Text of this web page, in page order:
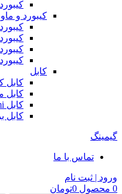
کیبورد و
کابل
کابل
کابل
کابل hdmi
کابل
گیمینگ
تماس با ما
ورود | ثبت نام
0 محصول 0تومان